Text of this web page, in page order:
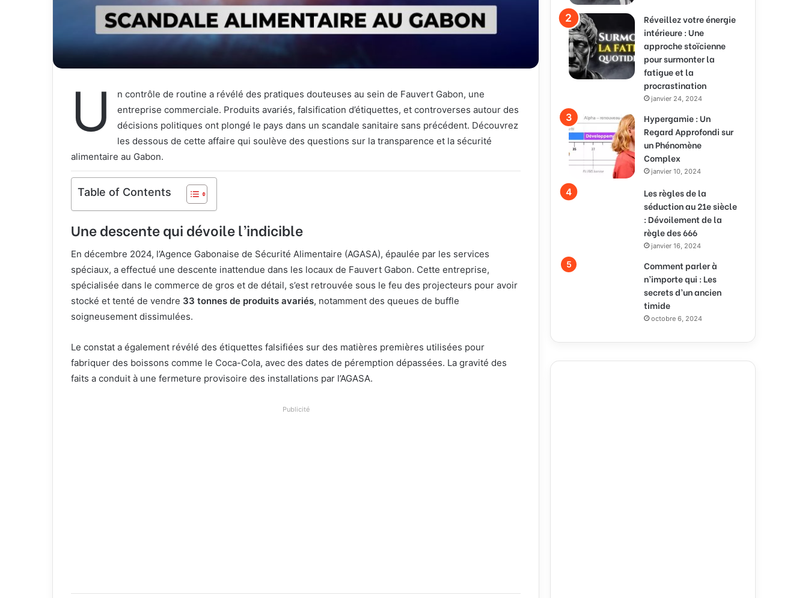
U
n contrôle de routine a révélé des pratiques douteuses au sein de Fauvert Gabon, une
entreprise commerciale. Produits avariés, falsification d’étiquettes, et controverses autour des
décisions politiques ont plongé le pays dans un scandale sanitaire sans précédent. Découvrez
les dessous de cette affaire qui soulève des questions sur la transparence et la sécurité
alimentaire au Gabon.
Table of Contents
Une descente qui dévoile l’indicible
En décembre 2024, l’Agence Gabonaise de Sécurité Alimentaire (AGASA), épaulée par les services
spéciaux, a effectué une descente inattendue dans les locaux de Fauvert Gabon. Cette entreprise,
spécialisée dans le commerce de gros et de détail, s’est retrouvée sous le feu des projecteurs pour avoir
stocké et tenté de vendre 33 tonnes de produits avariés, notamment des queues de buffle
soigneusement dissimulées.
Le constat a également révélé des étiquettes falsifiées sur des matières premières utilisées pour
fabriquer des boissons comme le Coca-Cola, avec des dates de péremption dépassées. La gravité des
faits a conduit à une fermeture provisoire des installations par l’AGASA.
Publicité
Réveillez votre énergie
intérieure : Une
approche stoïcienne
pour surmonter la
fatigue et la
procrastination
janvier 24, 2024
Hypergamie : Un
Regard Approfondi sur
un Phénomène
Complex
janvier 10, 2024
Les règles de la
séduction au 21e siècle
: Dévoilement de la
règle des 666
janvier 16, 2024
Comment parler à
n’importe qui : Les
secrets d’un ancien
timide
octobre 6, 2024